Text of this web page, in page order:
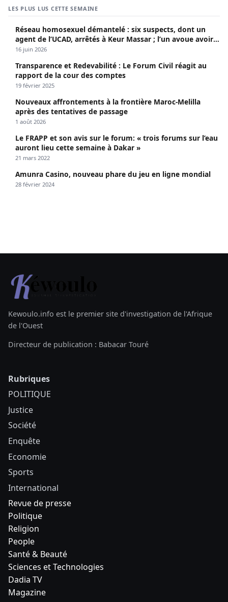
LES PLUS LUS CETTE SEMAINE
Réseau homosexuel démantelé : six suspects, dont un
agent de l’UCAD, arrêtés à Keur Massar ; l’un avoue avoir
propagé le VIH depuis 2018
16 juin 2026
Transparence et Redevabilité : Le Forum Civil réagit au
rapport de la cour des comptes
19 février 2025
Nouveaux affrontements à la frontière Maroc-Melilla
après des tentatives de passage
1 août 2026
Le FRAPP et son avis sur le forum: « trois forums sur l’eau
auront lieu cette semaine à Dakar »
21 mars 2022
Amunra Casino, nouveau phare du jeu en ligne mondial
28 février 2024
Kewoulo.info est le premier site d'investigation de l'Afrique
de l'Ouest
Directeur de publication : Babacar Touré
Rubriques
POLITIQUE
Justice
Société
Enquête
Economie
Sports
International
Revue de presse
Politique
Religion
People
Santé & Beauté
Sciences et Technologies
Dadia TV
Magazine